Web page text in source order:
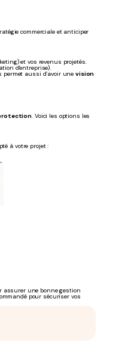
commerciale et anticiper
et vos revenus projetés.
d'entreprise).
aussi d’avoir unevision
. Voici les options les
à votre projet :
assurer une bonne gestion
pour sécuriser vos